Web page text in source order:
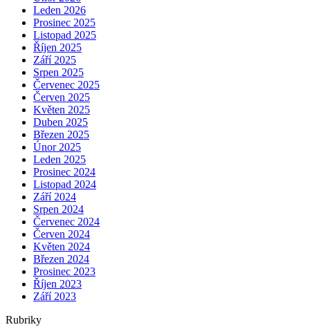
Leden 2026
Prosinec 2025
Listopad 2025
Říjen 2025
Září 2025
Srpen 2025
Červenec 2025
Červen 2025
Květen 2025
Duben 2025
Březen 2025
Únor 2025
Leden 2025
Prosinec 2024
Listopad 2024
Září 2024
Srpen 2024
Červenec 2024
Červen 2024
Květen 2024
Březen 2024
Prosinec 2023
Říjen 2023
Září 2023
Rubriky